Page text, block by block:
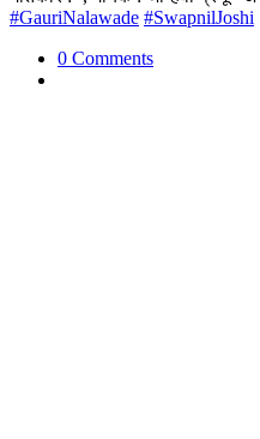
#GauriNalawade #SwapnilJoshi
0 Comments